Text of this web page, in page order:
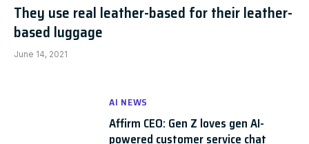
They use real leather-based for their leather-
based luggage
June 14, 2021
AI NEWS
Affirm CEO: Gen Z loves gen AI-
powered customer service chat